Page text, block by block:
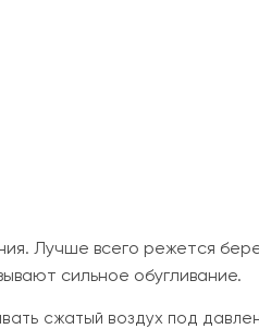
Лучше всего режется
сильное обугливание.
сжатый воздух под